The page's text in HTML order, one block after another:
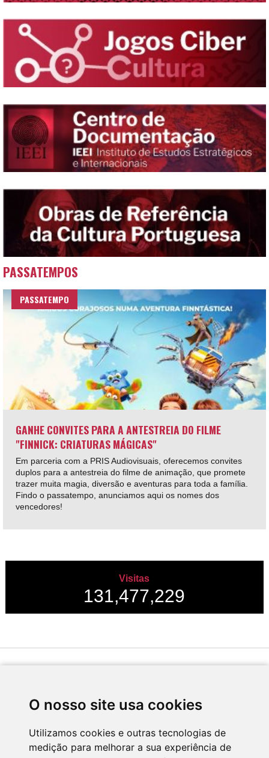
O nosso site usa cookies
Utilizamos cookies e outras tecnologias de
medição para melhorar a sua experiência de
PASSATEMPOS
PASSATEMPO
GANHE CONVITES PARA A ANTESTREIA DO FILME
"FINNICK: CRIATURAS MÁGICAS"
Em parceria com a PRIS Audiovisuais, oferecemos convites
duplos para a antestreia do filme de animação, que promete
trazer muita magia, diversão e aventuras para toda a família.
Findo o passatempo, anunciamos aqui os nomes dos
vencedores!
Visitas
131,477,229